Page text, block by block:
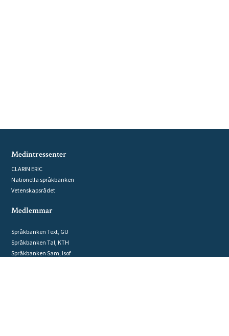
Medintressenter
CLARIN ERIC
Nationella språkbanken
Vetenskapsrådet
Medlemmar
Språkbanken Text, GU
Språkbanken Tal, KTH
Språkbanken Sam, Isof